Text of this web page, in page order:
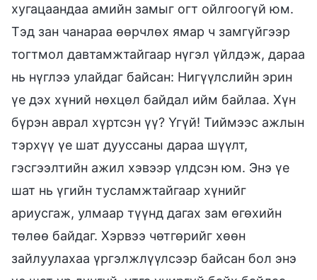
хугацаандаа амийн замыг огт ойлгоогүй юм.
Тэд зан чанараа өөрчлөх ямар ч замгүйгээр
тогтмол давтамжтайгаар нүгэл үйлдэж, дараа
нь нүглээ улайдаг байсан: Нигүүлслийн эрин
үе дэх хүний нөхцөл байдал ийм байлаа. Хүн
бүрэн аврал хүртсэн үү? Үгүй! Тиймээс ажлын
тэрхүү үе шат дууссаны дараа шүүлт,
гэсгээлтийн ажил хэвээр үлдсэн юм. Энэ үе
шат нь үгийн тусламжтайгаар хүнийг
ариусгаж, улмаар түүнд дагах зам өгөхийн
төлөө байдаг. Хэрвээ чөтгөрийг хөөн
зайлуулахаа үргэлжлүүлсээр байсан бол энэ